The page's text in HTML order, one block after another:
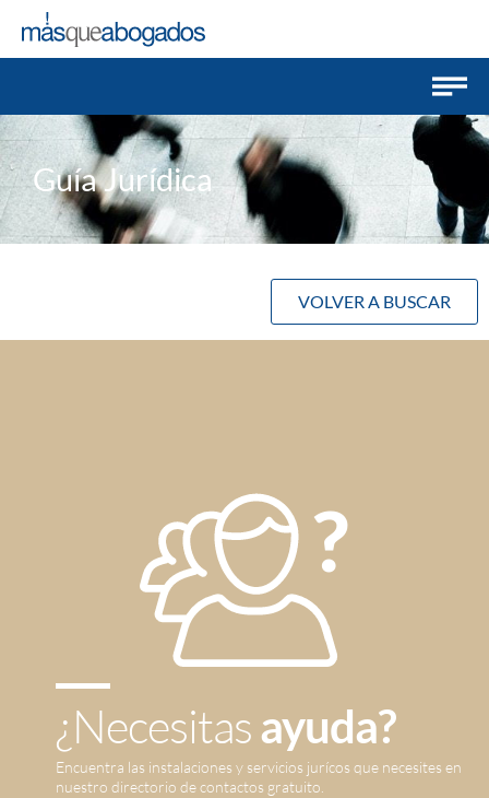
Guía Jurídica
VOLVER A BUSCAR
¿Necesitasayuda?
Encuentra las instalaciones y servicios jurícos que necesites en
nuestro directorio de contactos gratuito.